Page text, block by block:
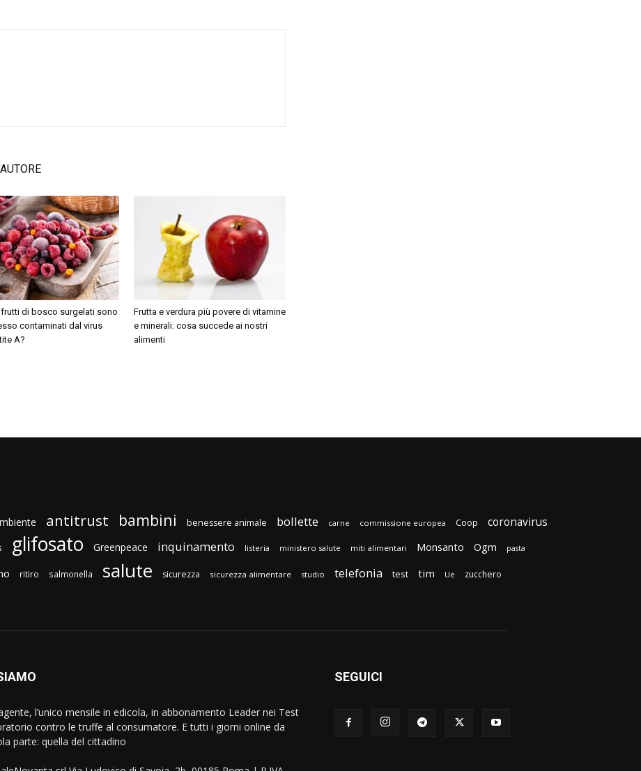
frutti di bosco surgelati sono
contaminati dal virus
A?
Frutta e verdura più povere di vitamine
e minerali: cosa succede ai nostri
alimenti
antitrust bambini benessere animale bollette carne commissione europea Coop coronavirus
glifosato Greenpeace inquinamento listeria ministero salute miti alimentari Monsanto Ogm pasta
ritiro salmonella salute sicurezza sicurezza alimentare studio telefonia test tim Ue zucchero
l’unico mensile in edicola, in abbonamento Leader nei Test
contro le truffe al consumatore. E tutti i giorni online da
parte: quella del cittadino
SEGUICI